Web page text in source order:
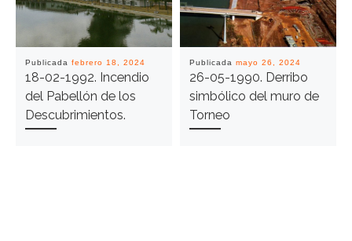
Publicada febrero 18, 2024
18-02-1992. Incendio
del Pabellón de los
Descubrimientos.
Publicada mayo 26, 2024
26-05-1990. Derribo
simbólico del muro de
Torneo